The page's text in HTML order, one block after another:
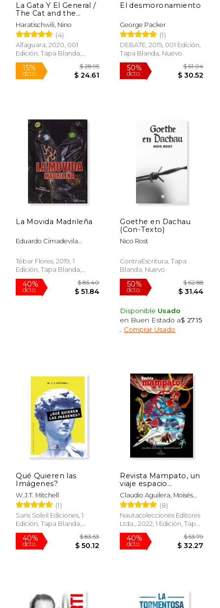
La Gata Y El General /
The Cat and the
General
Haratischwili, Nino
(4)
Alfaguara, 2020, 001
Edición, Tapa Blanda,
Nuevo
15%
dcto. $ 24.61
Rápido
El desmoronamiento
George Packer
(1)
DEBATE, 2015, 001 Edición,
Tapa Blanda, Nuevo
La Movida Madrileña
Eduardo Cimadevila
Aparicio Cill&Aacute;N
Tébar Flores, 2019, 1
Edición, Tapa Blanda,
Nuevo
40%
dcto.
Goethe en Dachau
(Con-Texto)
Nico Rost
ContraEscritura, Tapa
Blanda, Nuevo
50%
dcto.
Disponible Usado
en Buen Estado a$ 27.15
Comprar Usado
Qué Quieren las
Imágenes?
W.J.T. Mitchell
(1)
Sans Soleil Ediciones, 1
Edición, Tapa Blanda,
Usado
Revista Mampato, un
viaje espacio
temporal
Claudio Aguilera, Moisés
Hassón
(8)
Nautacolecciones Editores
Ltda., 2022, 1 Edición, Tapa
Dura, Nuevo